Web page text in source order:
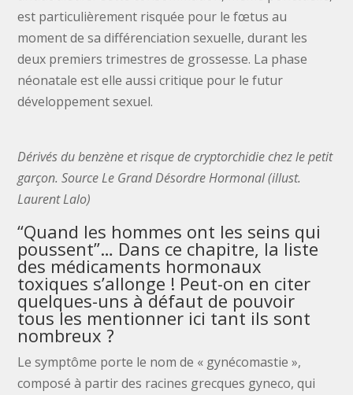
est particulièrement risquée pour le fœtus au
moment de sa différenciation sexuelle, durant les
deux premiers trimestres de grossesse. La phase
néonatale est elle aussi critique pour le futur
développement sexuel.
Dérivés du benzène et risque de cryptorchidie chez le petit
garçon. Source Le Grand Désordre Hormonal (illust.
Laurent Lalo)
“Quand les hommes ont les seins qui
poussent”… Dans ce chapitre, la liste
des médicaments hormonaux
toxiques s’allonge ! Peut-on en citer
quelques-uns à défaut de pouvoir
tous les mentionner ici tant ils sont
nombreux ?
Le symptôme porte le nom de « gynécomastie »,
composé à partir des racines grecques gyneco, qui